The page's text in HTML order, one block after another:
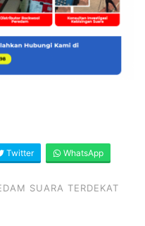
Twitter WhatsApp
SUARA TERDEKAT